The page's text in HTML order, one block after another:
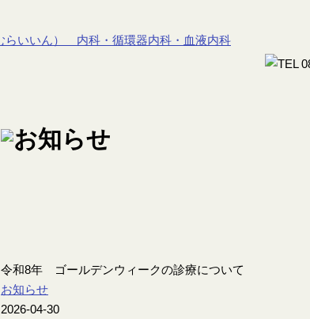
令和8年 ゴールデンウィークの診療について
お知らせ
2026-04-30